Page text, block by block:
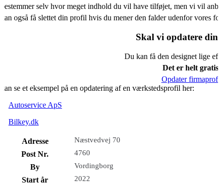
selv hvor meget indhold du vil have tilføjet, men vi vil
også få slettet din profil hvis du mener den falder udenfor vores
Skal vi opdatere din
Du kan få den designet lige
Det er helt gratis.
Opdater firmaprofil
se et eksempel på en opdatering af en værkstedsprofil her:
Autoservice ApS
Bilkey.dk
Adresse Næstvedvej 70
Post Nr. 4760
By Vordingborg
Start år 2022